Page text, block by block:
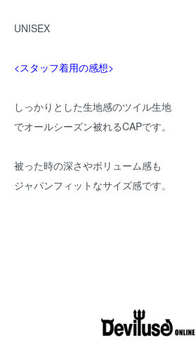
UNISEX
<スタッフ着用の感想>
しっかりとした生地感のツイル生地
でオールシーズン被れるCAPです。
被った時の深さやボリューム感も
ジャパンフィットなサイズ感です。